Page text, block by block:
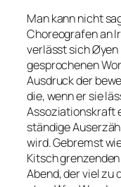
Man kann nicht
Choreografen an
verlässt sich Øyen
gesprochenen
Ausdruck der
die, wenn er sie
Assoziationskraft
ständige
wird. Gebremst
Kitsch
Abend, der viel zu